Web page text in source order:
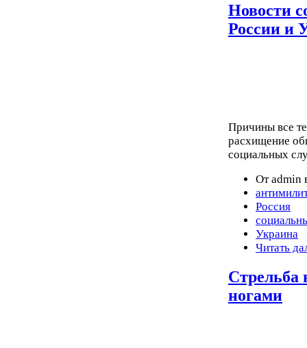
Новости
России и
Причины все
расхищение
социальных
От admin
Россия
Украина
Читать
Стрельба
ногами